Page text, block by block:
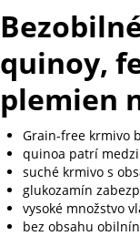
quinoy,
plemien
Grain-free krmivo
quinoa patrí
suché krmivo s
glukozamín
vysoké množstvo
bez obsahu